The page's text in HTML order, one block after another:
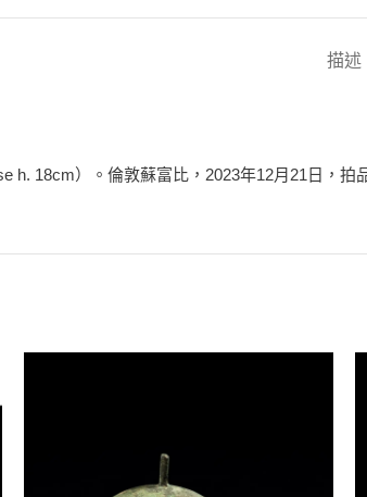
描述
h. 18cm）。倫敦蘇富比，2023年12月21日，拍